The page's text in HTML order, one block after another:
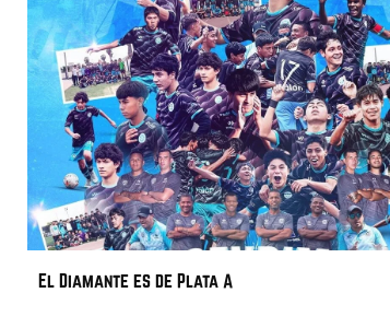
El Diamante es de Plata A